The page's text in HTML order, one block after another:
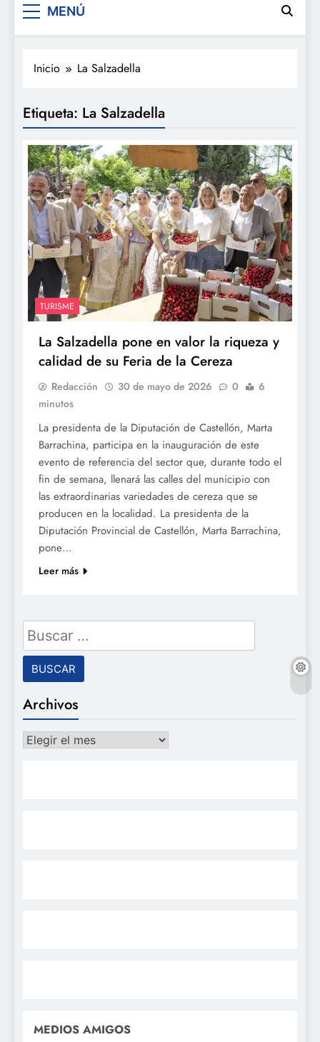
MENÚ
Inicio La Salzadella
Etiqueta: La Salzadella
TURISME
La Salzadella pone en valor la riqueza y
calidad de su Feria de la Cereza
Redacción 30 de mayo de 2026 0
6
minutos
La presidenta de la Diputación de Castellón, Marta
Barrachina, participa en la inauguración de este
evento de referencia del sector que, durante todo el
fin de semana, llenará las calles del municipio con
las extraordinarias variedades de cereza que se
producen en la localidad. La presidenta de la
Diputación Provincial de Castellón, Marta Barrachina,
pone…
Leer más
Buscar:
Archivos
Archivos
MEDIOS AMIGOS